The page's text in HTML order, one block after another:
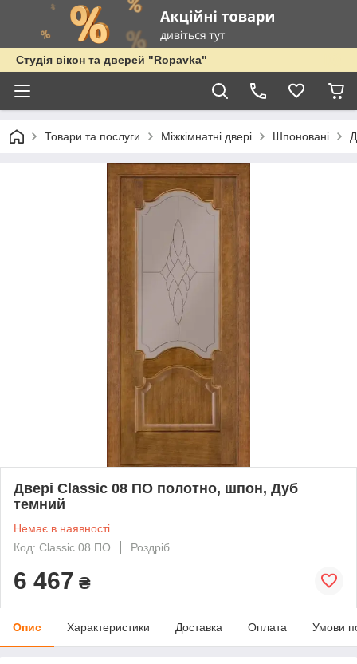
Студія вікон та дверей "Ropavka"
Товари та послуги Міжкімнатні двері Шпоновані
Двері Classic 08 ПО полотно, шпон, Дуб
темний
Немає в наявності
Код: Classic 08 ПО
Роздріб
6 467 ₴
Опис Характеристики Доставка Оплата Умови